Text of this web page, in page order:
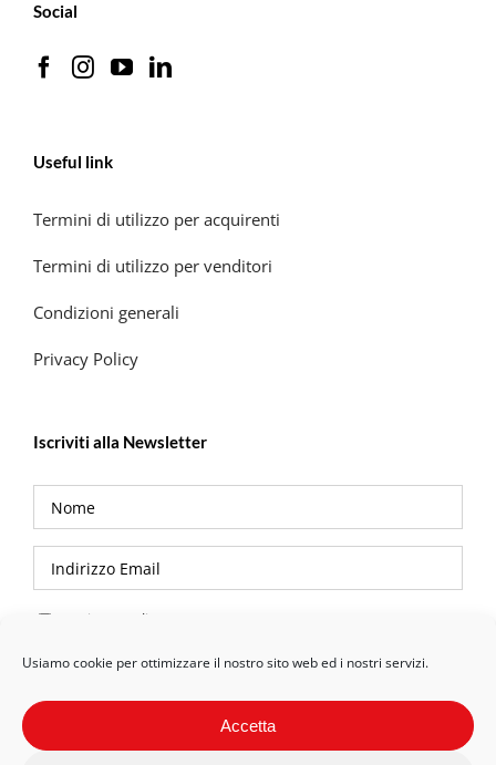
Usiamo cookie per ottimizzare il nostro sito web ed i nostri servizi.
Accetta
Social
Useful link
Termini di utilizzo per acquirenti
Termini di utilizzo per venditori
Condizioni generali
Privacy Policy
Iscriviti alla Newsletter
Privacy Policy